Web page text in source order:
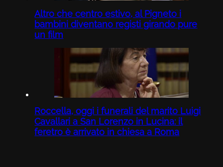
Altro che centro estivo, al Pigneto i
bambini diventano registi girando pure
un film
Roccella, oggi i funerali del marito Luigi
Cavallari a San Lorenzo in Lucina: il
feretro è arrivato in chiesa a Roma